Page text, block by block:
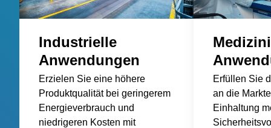
Industrielle
Anwendungen
Erzielen Sie eine höhere
Produktqualität bei geringerem
Energieverbrauch und
niedrigeren Kosten mit
Erfüllen Sie
an die
Einhaltung